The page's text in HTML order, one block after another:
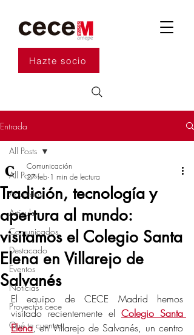
Hazte socio
Entrada
All Posts
Acuerdos
Artículo
Comunicados
Destacado
Eventos
Noticias
Proyectos cece
Qué te cuentas
All Posts
Tradición, tecnología y
apertura al mundo:
visitamos el Colegio Santa
Elena en Villarejo de
Salvanés
Comunicación
27 feb 1 min de lectura
El equipo de CECE Madrid hemos
visitado recientemente el Colegio Santa
Elena, en Villarejo de Salvanés, un centro